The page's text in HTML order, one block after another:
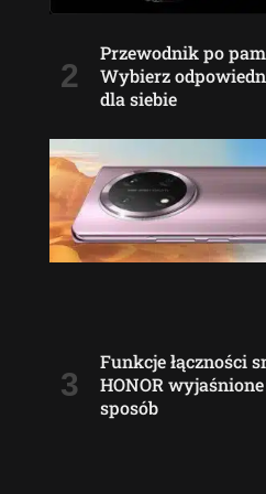
Przewodnik po
Wybierz
dla siebie
Funkcje łączności
HONOR
sposób